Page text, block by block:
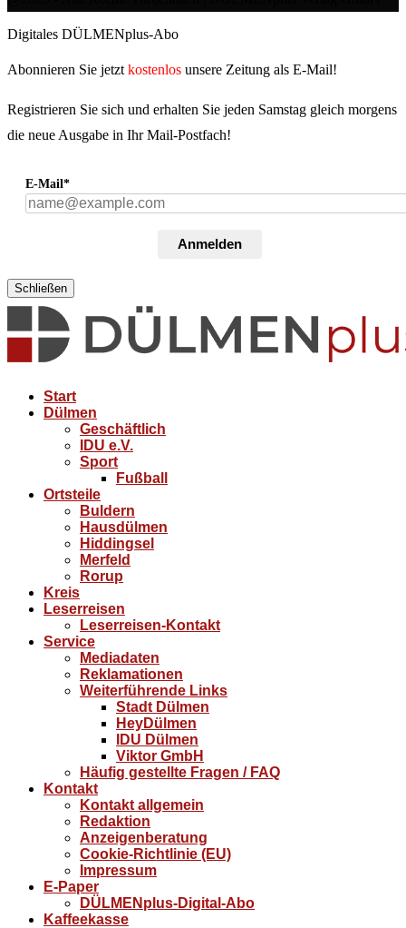
Digitales DÜLMENplus-Abo
Abonnieren Sie jetzt kostenlos unsere Zeitung als E-Mail!
Registrieren Sie sich und erhalten Sie jeden Samstag gleich morgens
die neue Ausgabe in Ihr Mail-Postfach!
E-Mail*
Anmelden
Schließen
Start
Dülmen
Geschäftlich
IDU e.V.
Sport
Fußball
Ortsteile
Buldern
Hausdülmen
Hiddingsel
Merfeld
Rorup
Kreis
Leserreisen
Leserreisen-Kontakt
Service
Mediadaten
Reklamationen
Weiterführende Links
Stadt Dülmen
HeyDülmen
IDU Dülmen
Viktor GmbH
Häufig gestellte Fragen / FAQ
Kontakt
Kontakt allgemein
Redaktion
Anzeigenberatung
Cookie-Richtlinie (EU)
Impressum
E-Paper
DÜLMENplus-Digital-Abo
Kaffeekasse